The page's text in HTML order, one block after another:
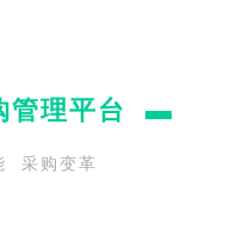
管理平台 ▬
采购变革